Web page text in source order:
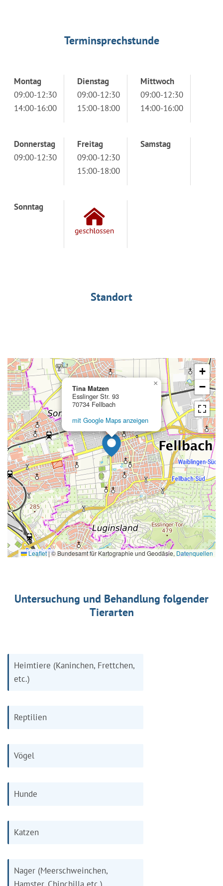
Terminsprechstunde
Montag
09:00-12:30
14:00-16:00
Dienstag
09:00-12:30
15:00-18:00
Mittwoch
09:00-12:30
14:00-16:00
Donnerstag
09:00-12:30
Freitag
09:00-12:30
15:00-18:00
Samstag
Sonntag
Standort
Tina Matzen
Esslinger Str. 93
70734 Fellbach
mit Google Maps anzeigen
×
+
−
Leaflet|© Bundesamt für Kartographie und Geodäsie, Datenquellen
Untersuchung und Behandlung folgender
Tierarten
Heimtiere (Kaninchen, Frettchen,
etc.)
Reptilien
Vögel
Hunde
Katzen
Nager (Meerschweinchen,